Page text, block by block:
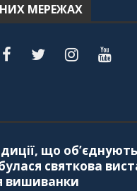
МЕРЕЖАХ
що
святкова
вишиванки